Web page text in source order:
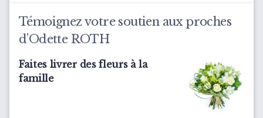
Témoignez votre soutien aux proches
d’Odette ROTH
Faites livrer des fleurs à la
famille